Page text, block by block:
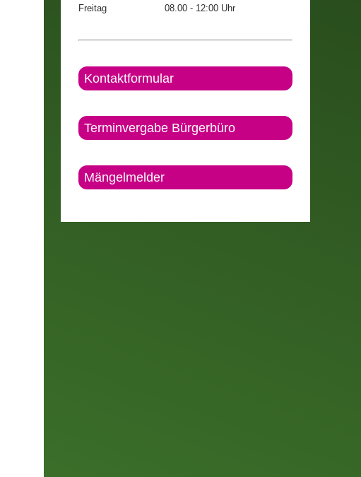
Freitag
08.00 - 12:00 Uhr
Kontaktformular
Terminvergabe Bürgerbüro
Mängelmelder